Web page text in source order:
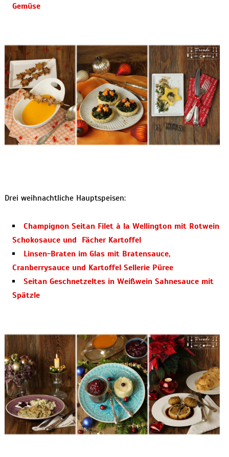
Gemüse
Drei weihnachtliche Hauptspeisen:
Champignon Seitan Filet à la Wellington mit Rotwein
Schokosauce und Fächer Kartoffel
Linsen-Braten im Glas mit Bratensauce,
Cranberrysauce und Kartoffel Sellerie Püree
Seitan Geschnetzeltes in Weißwein Sahnesauce mit
Spätzle